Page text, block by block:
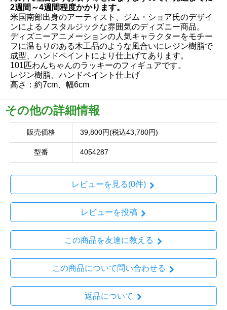
2週間～4週間程度かかります。
米国南部出身のアーティスト、ジム・ショア氏のデザイ
ンによるノスタルジックな雰囲気のディズニー商品。
ディズニーアニメーションの人気キャラクターをモチー
フに温もりのある木工品のような風合いにレジン樹脂で
成型、ハンドペイントにより仕上げてあります。
101匹わんちゃんのラッキーのフィギュアです。
レジン樹脂、ハンドペイント仕上げ
高さ：約7cm、幅6cm
その他の詳細情報
販売価格 39,800円(税込43,780円)
型番 4054287
レビューを見る(0件)
レビューを投稿
この商品を友達に教える
この商品について問い合わせる
返品について